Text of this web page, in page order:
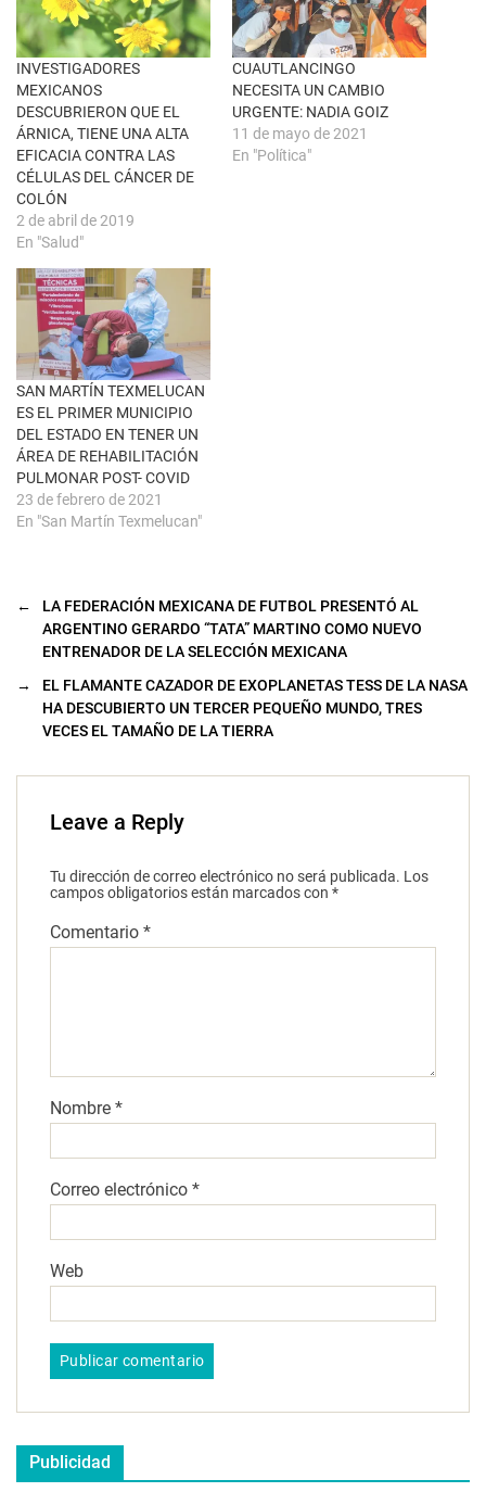
n
a
v
e
n
t
a
n
a
n
u
e
v
a
)
e
b
o
o
k
e
a
b
r
e
e
u
n
e
n
t
a
n
a
n
u
e
v
a
)
INVESTIGADORES
MEXICANOS
DESCUBRIERON QUE EL
ÁRNICA, TIENE UNA ALTA
EFICACIA CONTRA LAS
CÉLULAS DEL CÁNCER DE
COLÓN
2 de abril de 2019
En "Salud"
CUAUTLANCINGO
NECESITA UN CAMBIO
URGENTE: NADIA GOIZ
11 de mayo de 2021
En "Política"
SAN MARTÍN TEXMELUCAN
ES EL PRIMER MUNICIPIO
DEL ESTADO EN TENER UN
ÁREA DE REHABILITACIÓN
PULMONAR POST- COVID
23 de febrero de 2021
En "San Martín Texmelucan"
←
LA FEDERACIÓN MEXICANA DE FUTBOL PRESENTÓ AL
ARGENTINO GERARDO “TATA” MARTINO COMO NUEVO
ENTRENADOR DE LA SELECCIÓN MEXICANA
→
EL FLAMANTE CAZADOR DE EXOPLANETAS TESS DE LA NASA
HA DESCUBIERTO UN TERCER PEQUEÑO MUNDO, TRES
VECES EL TAMAÑO DE LA TIERRA
Leave a Reply
Tu dirección de correo electrónico no será publicada. Los
campos obligatorios están marcados con *
Comentario *
Nombre *
Correo electrónico *
Web
Publicidad